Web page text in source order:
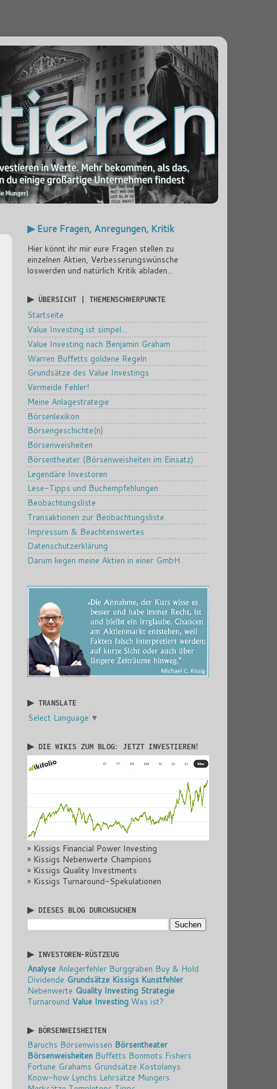
▶ Eure Fragen, Anregungen, Kritik
Hier könnt ihr mir eure Fragen stellen zu
einzelnen Aktien, Verbesserungswünsche
loswerden und natürlich Kritik abladen...
▶ ÜBERSICHT | THEMENSCHWERPUNKTE
Startseite
Value Investing ist simpel...
Value Investing nach Benjamin Graham
Warren Buffetts goldene Regeln
Grundsätze des Value Investings
Vermeide Fehler!
Meine Anlagestrategie
Börsenlexikon
Börsengeschichte(n)
Börsenweisheiten
Börsentheater (Börsenweisheiten im Einsatz)
Legendäre Investoren
Lese-Tipps und Buchempfehlungen
Beobachtungsliste
Transaktionen zur Beobachtungsliste
Impressum & Beachtenswertes
Datenschutzerklärung
Darum liegen meine Aktien in einer GmbH
▶ TRANSLATE
Select Language ▼
▶ DIE WIKIS ZUM BLOG: JETZT INVESTIEREN!
» Kissigs Financial Power Investing
» Kissigs Nebenwerte Champions
» Kissigs Quality Investments
» Kissigs Turnaround-Spekulationen
▶ DIESES BLOG DURCHSUCHEN
▶ INVESTOREN-RÜSTZEUG
Analyse Anlegerfehler Burggraben Buy & Hold
Dividende Grundsätze Kissigs Kunstfehler
Nebenwerte Quality Investing Strategie
Turnaround Value Investing Was ist?
▶ BÖRSENWEISHEITEN
Baruchs Börsenwissen Börsentheater
Börsenweisheiten Buffetts Bonmots Fishers
Fortune Grahams Grundsätze Kostolanys
Know-how Lynchs Lehrsätze Mungers